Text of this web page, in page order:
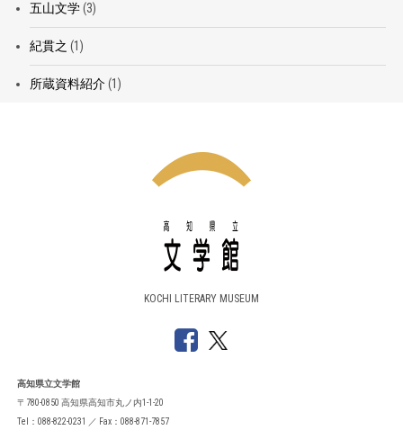
五山文学(3)
紀貫之 (1)
所蔵資料紹介(1)
KOCHI LITERARY MUSEUM
高知県立文学館
〒780-0850 高知県高知市丸ノ内1-1-20
Tel：088-822-0231 ／ Fax：088-871-7857